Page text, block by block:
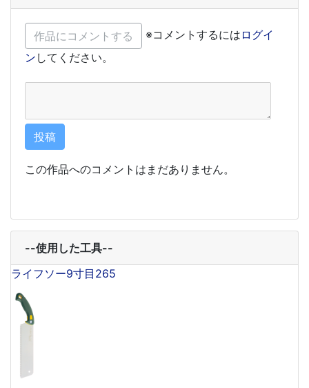
※コメントするには ログイ
ン してください。
この作品へのコメントはまだありません。
--使用した工具--
ライフソー9寸目265